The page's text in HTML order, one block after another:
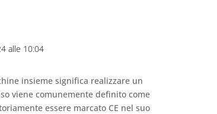
alle 10:04
insieme significa realizzare un
viene comunemente definito come
essere marcato CE nel suo